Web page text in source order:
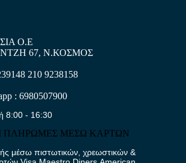
Ο.Ε
67, Ν.ΚΟΣΜΟΣ
210 9238158
: 6980507900
8:00 - 16:30
ΠΛΗΡΩΜΕΣ ΜΕΣΩ ΚΑΡΤΩΝ
μέσω πιστωτικών, χρεωστικών &